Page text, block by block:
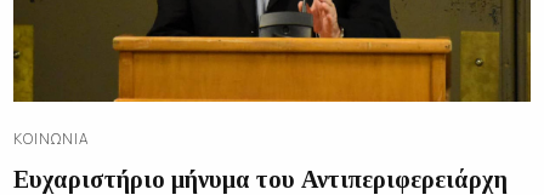
ΚΟΙΝΩΝΊΑ
Ευχαριστήριο μήνυμα του Αντιπεριφερειάρχη